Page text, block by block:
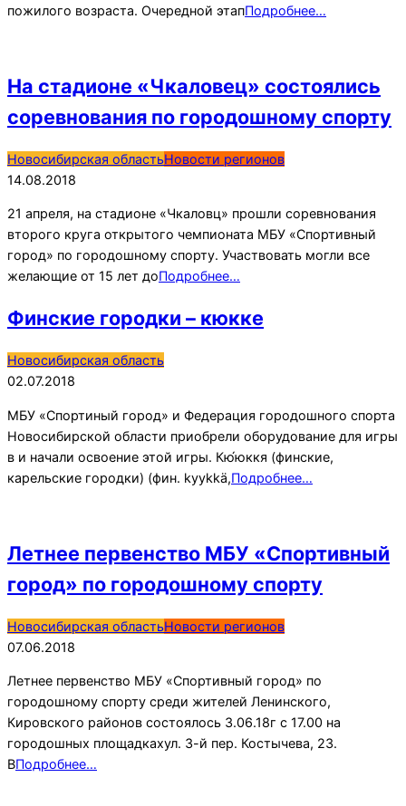
пожилого возраста. Очередной этапПодробнее…
На стадионе «Чкаловец» состоялись
соревнования по городошному спорту
2018-
08-
Новосибирская областьНовости регионов
14.08.2018
21 апреля, на стадионе «Чкаловц» прошли соревнования
второго круга открытого чемпионата МБУ «Спортивный
город» по городошному спорту. Участвовать могли все
желающие от 15 лет доПодробнее…
Финские городки – кюкке
2018-
07-
Новосибирская область
02.07.2018
МБУ «Спортиный город» и Федерация городошного спорта
Новосибирской области приобрели оборудование для игры
в и начали освоение этой игры. Кю́юккя (финские,
карельские городки) (фин. kyykkä,Подробнее…
Летнее первенство МБУ «Спортивный
город» по городошному спорту
2018-
06-
Новосибирская областьНовости регионов
07.06.2018
Летнее первенство МБУ «Спортивный город» по
городошному спорту среди жителей Ленинского,
Кировского районов состоялось 3.06.18г с 17.00 на
городошных площадкахул. 3-й пер. Костычева, 23.
ВПодробнее…